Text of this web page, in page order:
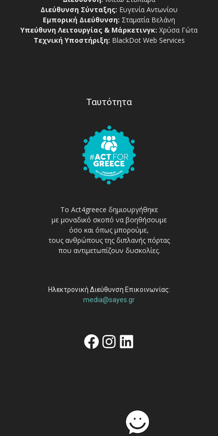
Διεύθυνση Σύνταξης: Ευγενία Αντωνίου
Εμπορική Διεύθυνση: Σταματία Βελάνη
Υπεύθυνη Λειτουργίας & Μάρκετινγκ: Χρύσα Γώτα
Τεχνική Υποστήριξη: BlackDot Web Services
Ταυτότητα
Το Act4greece δημιουργήθηκε
με μοναδικό σκοπό να βοηθήσουμε
όσο και όπως μπορούμε,
τους ανθρώπους της διπλανής πόρτας
που αντιμετωπίζουν δυσκολίες.
Ηλεκτρονική Διεύθυνση Επικοινωνίας:
media@sayes.gr
Facebook
Instagram
Linkedin